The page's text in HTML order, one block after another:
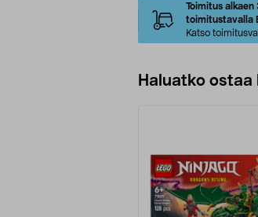
Toimitus
toimitustavalla
Katso
Haluatko